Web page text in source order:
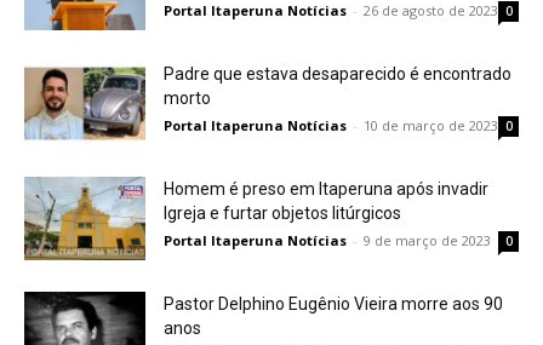
Portal Itaperuna Notícias - 26 de agosto de 2023 0
Padre que estava desaparecido é encontrado
morto
Portal Itaperuna Notícias - 10 de março de 2023 0
Homem é preso em Itaperuna após invadir
Igreja e furtar objetos litúrgicos
Portal Itaperuna Notícias - 9 de março de 2023 0
Pastor Delphino Eugênio Vieira morre aos 90
anos